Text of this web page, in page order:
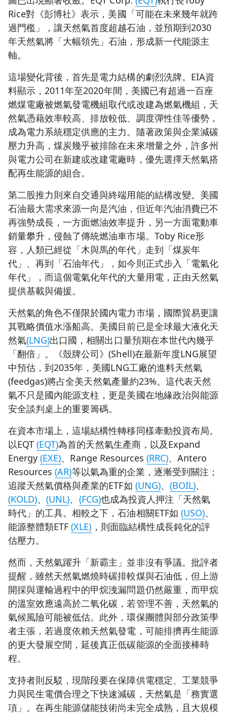
Rice對《彭博社》表示，美國「可能在未來幾年就跨
過門檻」，讓天然氣首度超越石油，並預期到2030
年天然氣將「大幅領先」石油，形成新一代能源主
軸。
這場變化背後，首先是電力結構的劇烈洗牌。EIA資
料顯示，2011年至2020年間，美國已有超過一百座
燃煤電廠被燃氣發電機組取代或改建為燃氣機組，天
然氣憑藉效率較高、排放較低、調度彈性佳等優勢，
成為電力系統穩定供應的主力。隨著政策與企業減碳
壓力升高，煤炭幾乎被排除在未來增量之外，許多州
與電力公司在新建或改建電廠時，優先選擇天然氣搭
配再生能源的組合。
第二股推力則來自交通與終端用能的結構改變。美國
石油最大需求來源一向是汽油，但近年汽油消費已不
再強勢成長，一方面燃油效率提升，另一方面電動車
銷量攀升，侵蝕了傳統燃油車市場。Toby Rice形
容，人類已經從「木與馬的年代」走到「煤炭年
代」、再到「石油年代」，如今則正式步入「電氣化
年代」，而這個電氣化年代的大量用電，正由天然氣
提供基載與備援。
天然氣的角色不僅限於國內電力市場，國際貿易更讓
其戰略價值水漲船高。美國目前已是全球最大液化天
然氣(LNG)出口國，相關出口量預期在本世代內幾乎
「翻倍」。《殼牌公司》(Shell)在最新年度LNG展望
中預估，到2035年，美國LNG工廠的進料天然氣
(feedgas)將占全美天然氣產量約23%。這代表天然
氣不只是國內能源支柱，更是美國在地緣政治與能源
安全談判桌上的重要籌碼。
在資本市場上，這場結構性轉移同樣牽動投資布局。
以EQT(EQT)為首的天然氣生產商，以及Expand
Energy(EXE)、Range Resources(RRC)、Antero
Resources(AR)等以氣為重的企業，逐漸受到關注；
追蹤天然氣價格與產業的ETF如 (UNG)、 (BOIL)、
(KOLD)、(UNL)、 (FCG)也成為投資人押注「天然氣
時代」的工具。相較之下，石油相關ETF如 (USO)、
能源整體類ETF(XLE) ，則面臨結構性成長鈍化的評
估壓力。
然而，天然氣躍升「新霸主」並非沒有爭議。批評者
提醒，雖然天然氣燃燒時碳排較煤與石油低，但上游
開採與運輸過程中的甲烷洩漏問題仍然嚴重，而甲烷
的溫室效應遠高於二氧化碳，若管理不善，天然氣的
氣候風險可能被低估。此外，環保團體與部分政策學
者主張，若過度依賴天然氣發電，可能排擠再生能源
的更大發展空間，延後真正低碳能源的全面接棒時
程。
支持者則反駁，現階段要在保障供電穩定、工業競爭
力與民生電價合理之下快速減碳，天然氣是「務實選
項」。在再生能源儲能技術尚未完全成熟，且大規模